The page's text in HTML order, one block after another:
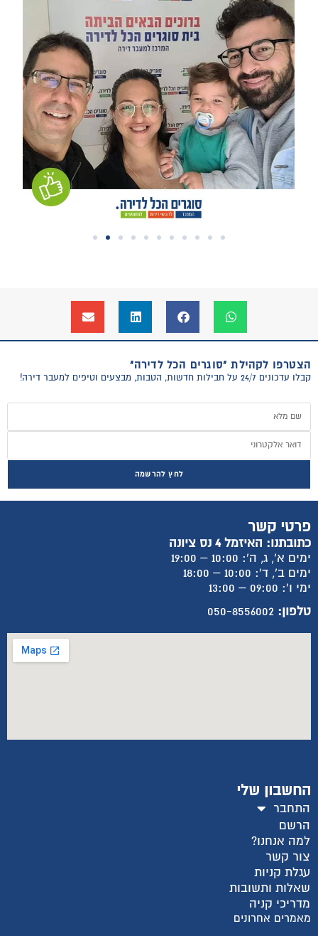
הצטרפו לקהילת "סוגרים הכל לדירה"
קבלו עדכונים 24/7 על חבילות חדשות, הטבות, מבצעים וטיפים למעבר דירה!
לחץ להרשמה
פרטי קשר
כתובתנו: האיזמל 4 נס ציונה
ימים א', ג, ה': 10:00 – 19:00
ימים ב', ד': 10:00 – 18:00
ימי ו': 09:00 – 13:00
טלפון: 050-8556002
החשבון שלי
התחבר
הרשם
למה אנחנו?
צור קשר
עגלת קניות
שאלות ותשובות
מדריכי קניה
מאמרים אחרונים